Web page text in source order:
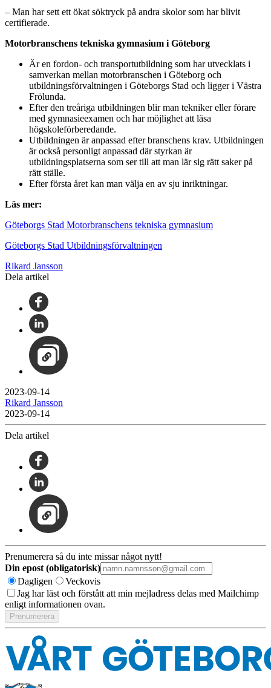
– Man har sett ett ökat söktryck på andra skolor som har blivit
certifierade.
Motorbranschens tekniska gymnasium i Göteborg
Är en fordon- och transportutbildning som har utvecklats i
samverkan mellan motorbranschen i Göteborg och
utbildningsförvaltningen i Göteborgs Stad och ligger i Västra
Frölunda.
Efter den treåriga utbildningen blir man tekniker eller förare
med gymnasieexamen och har möjlighet att läsa
högskoleförberedande.
Utbildningen är anpassad efter branschens krav. Utbildningen
är också personligt anpassad där styrkan är
utbildningsplatserna som ser till att man lär sig rätt saker på
rätt ställe.
Efter första året kan man välja en av sju inriktningar.
Läs mer:
Göteborgs Stad Motorbranschens tekniska gymnasium
Göteborgs Stad Utbildningsförvaltningen
Rikard Jansson
Dela artikel
2023-09-14
Rikard Jansson
2023-09-14
Dela artikel
Prenumerera så du inte missar något nytt!
Din epost (obligatorisk)
Dagligen
Veckovis
Jag har läst och förstått att min mejladress delas med Mailchimp
enligt informationen ovan.